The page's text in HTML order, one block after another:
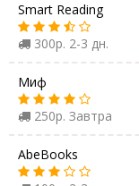
Smart Reading
300р. 2-3 дн.
Миф
250р. Завтра
AbeBooks